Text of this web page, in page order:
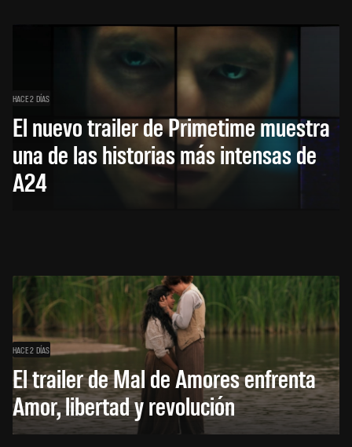
HACE 2 DÍAS
El nuevo trailer de Primetime muestra
una de las historias más intensas de
A24
HACE 2 DÍAS
El trailer de Mal de Amores enfrenta
Amor, libertad y revolución